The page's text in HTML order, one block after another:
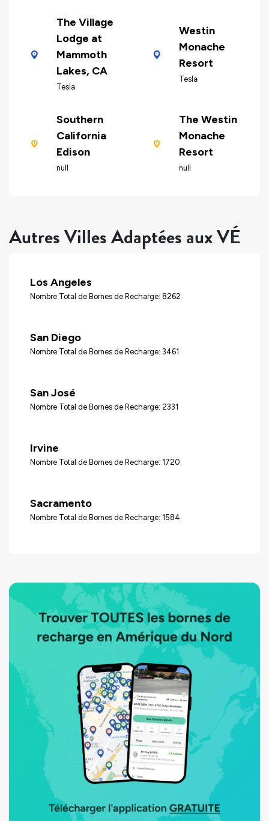
The Village
Lodge at
Mammoth
Lakes, CA
Tesla
Westin
Monache
Resort
Tesla
Southern
California
Edison
null
The Westin
Monache
Resort
null
Autres Villes Adaptées aux VÉ
Los Angeles
Nombre Total de Bornes de Recharge: 8262
San Diego
Nombre Total de Bornes de Recharge: 3461
San José
Nombre Total de Bornes de Recharge: 2331
Irvine
Nombre Total de Bornes de Recharge: 1720
Sacramento
Nombre Total de Bornes de Recharge: 1584